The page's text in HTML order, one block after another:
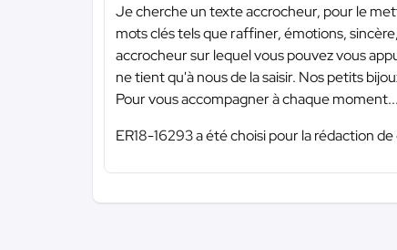
Je cherche un texte accrocheur, pour le
mots clés tels que raffiner, émotions,
accrocheur sur lequel vous pouvez vous
ne tient qu'à nous de la saisir. Nos petits
Pour vous accompagner à chaque moment...
ER18-16293 a été choisi pour la rédaction